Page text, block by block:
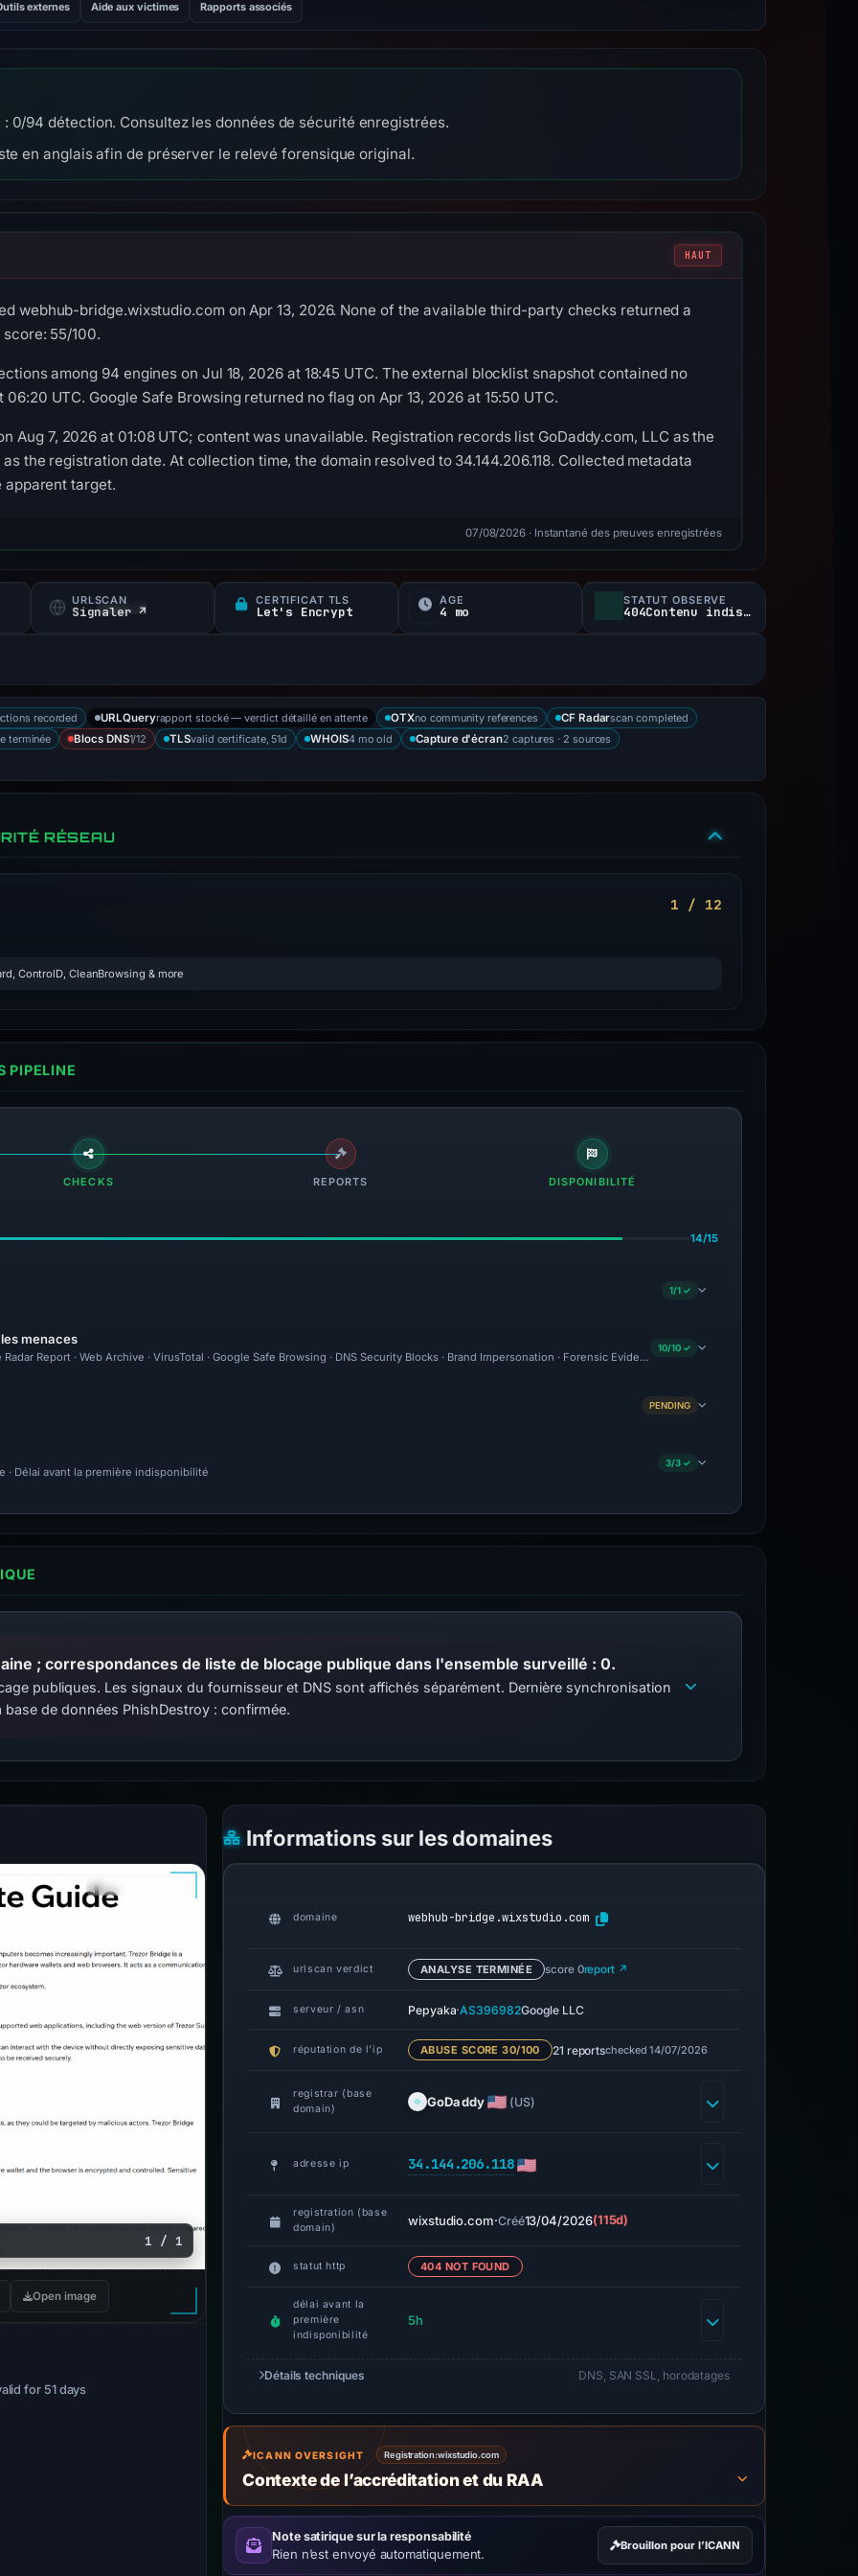
externes Aide aux victimes Rapports associés
94 détection. Consultez les données de sécurité enregistrées.
en anglais afin de préserver le relevé forensique original.
HAUT
webhub-bridge.wixstudio.com on Apr 13, 2026. None of the available third-party checks returned a
55/100.
among 94 engines on Jul 18, 2026 at 18:45 UTC. The external blocklist snapshot contained no
06:20 UTC. Google Safe Browsing returned no flag on Apr 13, 2026 at 15:50 UTC.
Aug 7, 2026 at 01:08 UTC; content was unavailable. Registration records list GoDaddy.com, LLC as the
the registration date. At collection time, the domain resolved to 34.144.206.118. Collected metadata
target.
07/08/2026 · Instantané des preuves enregistrées
URLSCAN
Signaler ↗
CERTIFICAT TLS
Let's Encrypt
ÂGE
4 mo
STATUT OBSERVÉ
404Contenu indisponible
recorded URLQueryrapport stocké — verdict détaillé en attente OTXno community references CF Radarscan completed
terminée
Blocs DNS1/12 TLSvalid certificate, 51d WHOIS4 mo old Capture d'écran2 captures · 2 sources
RÉSEAU
1 / 12
ControlD, CleanBrowsing & more
PIPELINE
CHECKS REPORTS DISPONIBILITÉ
14/15
1/1 ✓
menaces
Radar Report · Web Archive · VirusTotal · Google Safe Browsing · DNS Security Blocks · Brand Impersonation · Forensic Evidence Collected · Technical Analysis
10/10 ✓
PENDING
· Délai avant la première indisponibilité
3/3 ✓
; correspondances de liste de blocage publique dans l'ensemble surveillé : 0.
publiques. Les signaux du fournisseur et DNS sont affichés séparément. Dernière synchronisation
de données PhishDestroy : confirmée.
1 / 1
Open image
for 51 days
Informations sur les domaines
domaine webhub-bridge.wixstudio.com
urlscan verdict ANALYSE TERMINÉE score 0report ↗
serveur / asn Pepyaka·AS396982Google LLC
réputation de l’ip ABUSE SCORE 30/100 21 reportschecked 14/07/2026
registrar (base
domain)
GoDaddy (US)
adresse ip 34.144.206.118
registration (base
domain)
wixstudio.com·Créé13/04/2026(115d)
statut http 404 NOT FOUND
délai avant la
première
indisponibilité
5h
Détails techniques DNS, SAN SSL, horodatages
ICANN OVERSIGHT Registration:wixstudio.com
Contexte de l’accréditation et du RAA
Note satirique sur la responsabilité
Rien n’est envoyé automatiquement.
Brouillon pour l’ICANN